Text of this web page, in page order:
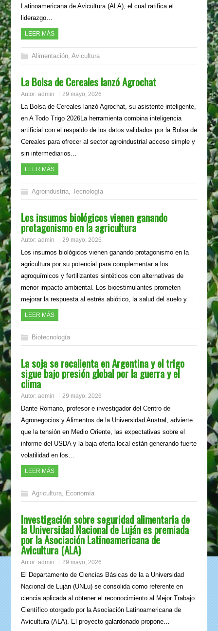
Latinoamericana de Avicultura (ALA), el cual ratifica el
liderazgo…
LEER MÁS
Alimentación, Avicultura
La Bolsa de Cereales lanzó Agrochat
Autor: admin 29 mayo, 2026
La Bolsa de Cereales lanzó Agrochat, su asistente inteligente,
en A Todo Trigo 2026La herramienta combina inteligencia
artificial con el respaldo de los datos validados por la Bolsa de
Cereales para ofrecer al sector agroindustrial acceso simple y
sin intermediarios…
LEER MÁS
Agroindustria, Tecnología
Los insumos biológicos vienen ganando
protagonismo en la agricultura
Autor: admin 29 mayo, 2026
Los insumos biológicos vienen ganando protagonismo en la
agricultura por su potencial para complementar a los
agroquímicos y fertilizantes sintéticos con alternativas de
menor impacto ambiental. Los bioestimulantes prometen
mejorar la respuesta al estrés abiótico, la salud del suelo y…
LEER MÁS
Biotecnología
La soja se recalienta en Argentina y el trigo
sigue bajo presión global por la guerra y el
clima
Autor: admin 29 mayo, 2026
Dante Romano, profesor e investigador del Centro de
Agronegocios y Alimentos de la Universidad Austral, advierte
que la tensión en Medio Oriente, las expectativas sobre el
informe del USDA y la baja oferta local están generando fuerte
volatilidad en los…
LEER MÁS
Agricultura, Economía
Investigación sobre seguridad alimentaria de
la Universidad Nacional de Luján es premiada
por la Asociación Latinoamericana de
Avicultura (ALA)
Autor: admin 29 mayo, 2026
El Departamento de Ciencias Básicas de la a Universidad
Nacional de Luján (UNLu) se consolida como referente en
ciencia aplicada al obtener el reconocimiento al Mejor Trabajo
Científico otorgado por la Asociación Latinoamericana de
Avicultura (ALA). El proyecto galardonado propone…